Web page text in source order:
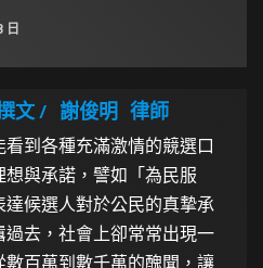
日
文 / 謝俊明 律師
到各種充滿激情的競選口
與承諾，譬如「為民服
候選人對於公民的真摯承
去，社會上卻常常出現一
百萬到數千萬的醜聞，讓